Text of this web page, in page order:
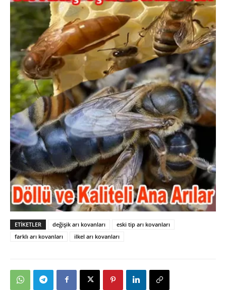
ETIKETLER değişik arı kovanları
eski tip arı kovanları
farklı arı kovanları
ilkel arı kovanları